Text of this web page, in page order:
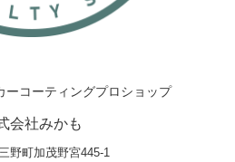
ーコーティングプロショップ
会社みかも
野町加茂野宮445-1